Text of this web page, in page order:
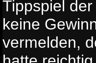
Tippspiel
keine
vermelden,